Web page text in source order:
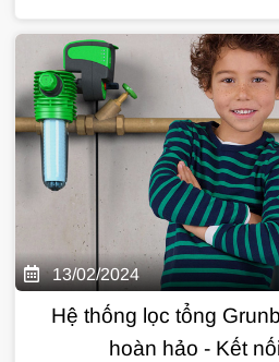
13/02/2024
Hệ thống lọc tổng
hoàn hảo - Kết